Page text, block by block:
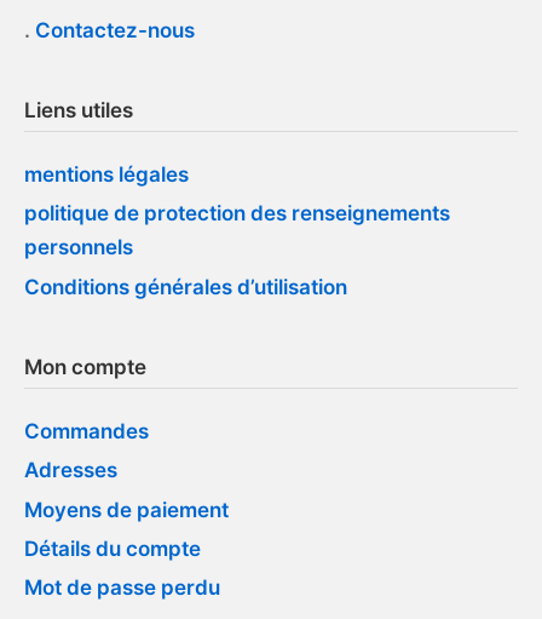
. Contactez-nous
Liens utiles
mentions légales
politique de protection des renseignements
personnels
Conditions générales d’utilisation
Mon compte
Commandes
Adresses
Moyens de paiement
Détails du compte
Mot de passe perdu